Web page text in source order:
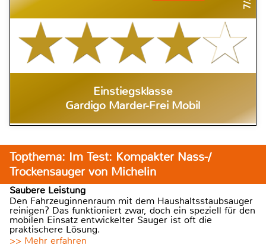
Einstiegsklasse
Gardigo Marder-Frei Mobil
Topthema: Im Test: Kompakter Nass-/
Trockensauger von Michelin
Saubere Leistung
Den Fahrzeuginnenraum mit dem Haushaltsstaubsauger
reinigen? Das funktioniert zwar, doch ein speziell für den
mobilen Einsatz entwickelter Sauger ist oft die
praktischere Lösung.
>> Mehr erfahren